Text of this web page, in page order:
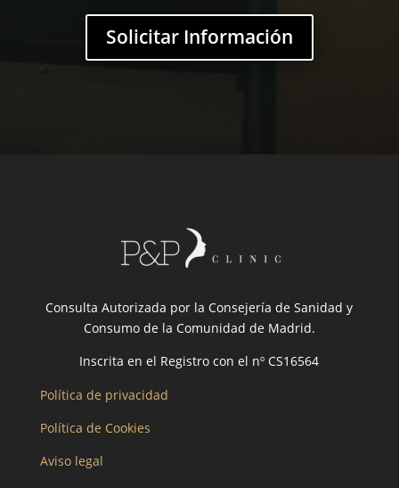
Solicitar Información
Consulta Autorizada por la Consejería de Sanidad y
Consumo de la Comunidad de Madrid.
Inscrita en el Registro con el nº CS16564
Política de privacidad
Política de Cookies
Aviso legal